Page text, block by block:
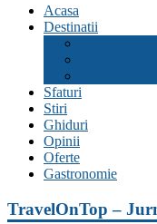
Acasa
Destinatii
Sfaturi
Stiri
Ghiduri
Opinii
Oferte
Gastronomie
TravelOnTop –